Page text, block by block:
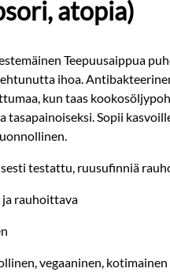
atopia)
Teepuusaippua
ihoa.
kun taas
tasapainoiseksi. Sopii
testattu, ruusufinniä
rauhoittava
vegaaninen, kotimainen